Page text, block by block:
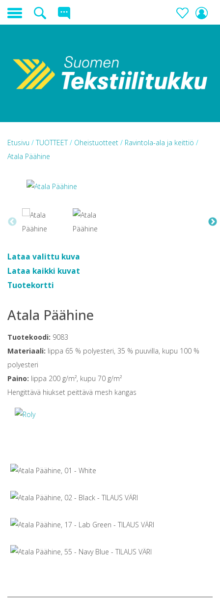
Etusivu /TUOTTEET/ Oheistuotteet / Ravintola-ala ja keittiö /
Atala Päähine
Lataa valittu kuva
Lataa kaikki kuvat
Tuotekortti
Atala Päähine
Tuotekoodi: 9083
Materiaali: lippa 65 % polyesteri, 35 % puuvilla, kupu 100 %
polyesteri
Paino: lippa 200 g/m², kupu 70 g/m²
Hengittävä hiukset peittävä mesh kangas